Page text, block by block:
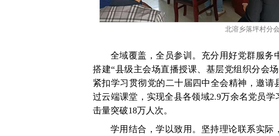
北溶乡落坪村分
全域覆盖，全员参训。充分用好党群服务
搭建“县级主会场直播授课、基层党组织分会
紧扣学习贯彻党的二十届四中全会精神，邀请
过云端课堂，实现全县各领域2.9万余名党员
击量突破18万人次。
学用结合，学以致用。坚持理论联系实际